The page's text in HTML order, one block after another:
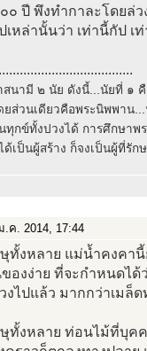
๐ ปี พึงทำกาละโดยล่
เหล่านั้นว่า เท่านี้กัป
นามี ๒ นัย ดังนี้...นัยที่ ๑ คื
ยส่วนเดียวคือพระนิพพาน
ทุกข์ทั้งปวงได้ การศึกษาพ
ด้เป็นผู้สร้าง ก็จงเป็นผู้ที่รั
.ค. 2014, 17:44
ทั้งหลาย แม่น้ำคงคา
องง่าย ที่จะกำหนดไ
งไปแล้ว มากกว่าเมล็
ทั้งหลาย ท่อนไม้ที่บุค